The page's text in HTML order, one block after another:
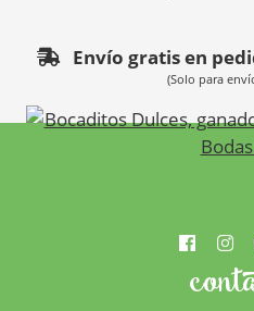
Envío gratis en
(Solo para